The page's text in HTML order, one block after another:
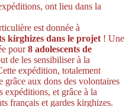
ont lieu dans la
est donnée à
kirghizes dans le projet ! Une
pour8 adolescents de
de les sensibiliser à la
expédition, totalement
grâce aux dons des volontaires
expéditions, et grâce à la
français et gardes kirghizes.